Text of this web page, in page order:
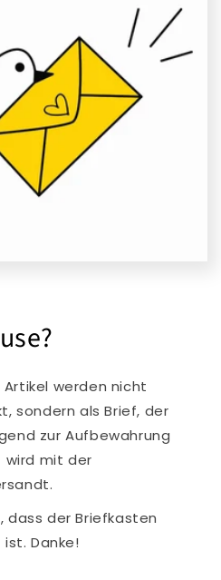
Artikel werden nicht
sondern als Brief, der
zur Aufbewahrung
wird mit der
der Briefkasten
Danke!